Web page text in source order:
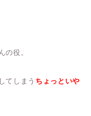
の役。
てしまう ちょっといや